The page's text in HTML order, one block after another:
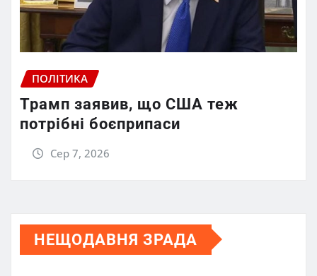
ПОЛІТИКА
Трамп заявив, що США теж
потрібні боєприпаси
Сер 7, 2026
НЕЩОДАВНЯ ЗРАДА